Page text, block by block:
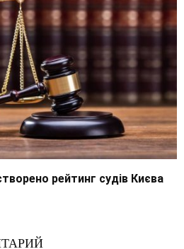
рейтинг судів Києва